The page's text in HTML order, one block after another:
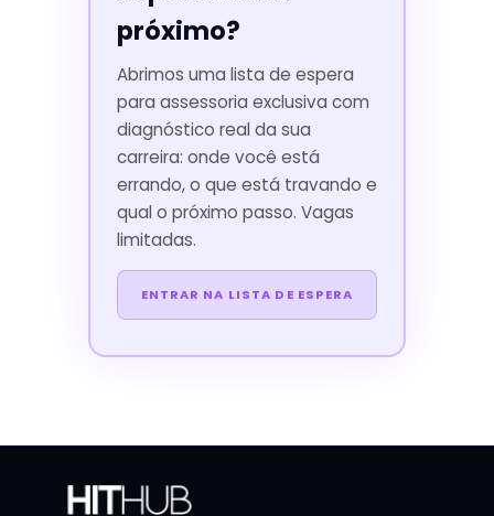
próximo?
Abrimos uma lista de espera
para assessoria exclusiva com
diagnóstico real da sua
carreira: onde você está
errando, o que está travando e
qual o próximo passo. Vagas
limitadas.
ENTRAR NA LISTA DE ESPERA